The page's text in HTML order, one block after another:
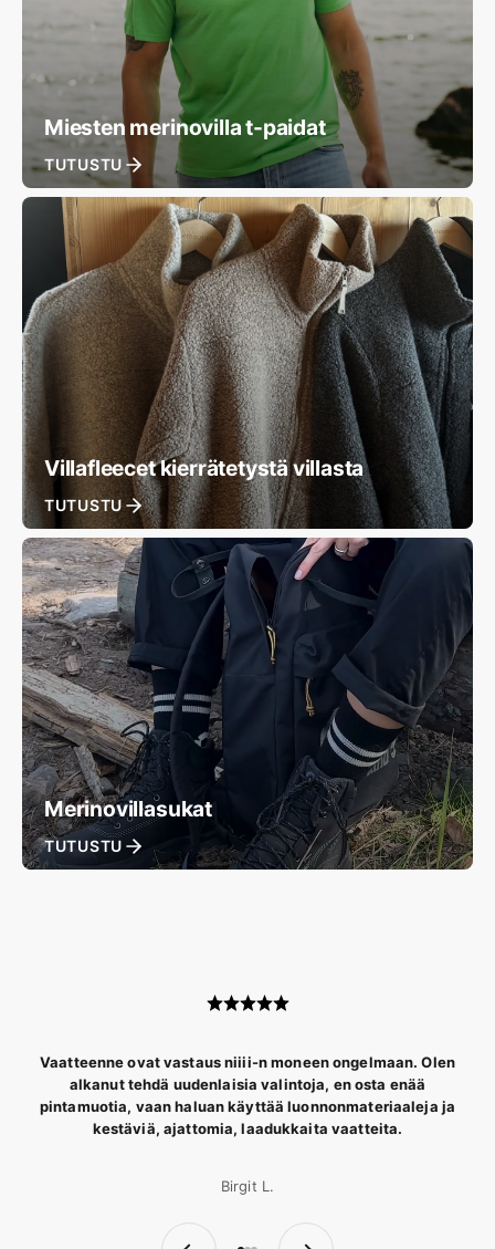
Miesten merinovilla t-paidat
TUTUSTU
Villafleecet kierrätetystä villasta
TUTUSTU
aug9rzvvncfjxz0zvtaigenblockc5c81c6arph34
Merinovillasukat
TUTUSTU
Vaatteenne ovat vastaus niiii-n moneen ongelmaan. Olen
alkanut tehdä uudenlaisia valintoja, en osta enää
pintamuotia, vaan haluan käyttää luonnonmateriaaleja ja
kestäviä, ajattomia, laadukkaita vaatteita.
Birgit L.
Edellinen
Seuraava